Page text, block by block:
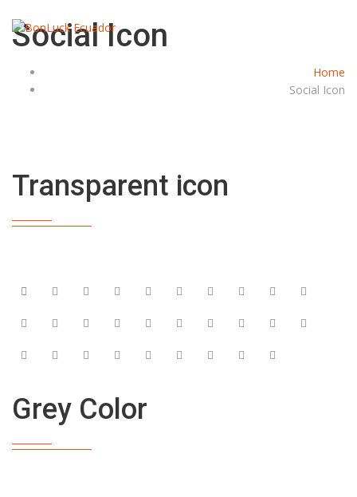
Social Icon
Home
Social Icon
Transparent icon
Grey Color